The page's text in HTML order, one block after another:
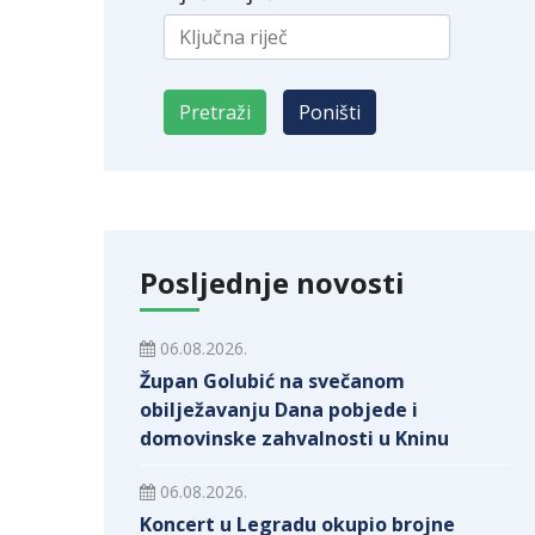
Posljednje novosti
06.08.2026.
Župan Golubić na svečanom
obilježavanju Dana pobjede i
domovinske zahvalnosti u Kninu
06.08.2026.
Koncert u Legradu okupio brojne